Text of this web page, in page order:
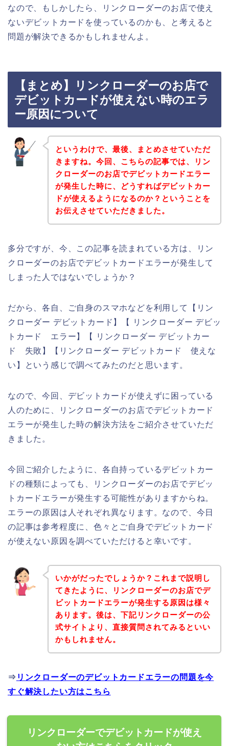
なので、もしかしたら、リンクローダーのお店で使え
ないデビットカードを使っているのかも、と考えると
問題が解決できるかもしれませんよ。
【まとめ】リンクローダーのお店で
デビットカードが使えない時のエラ
ー原因について
というわけで、最後、まとめさせていただ
きますね。今回、こちらの記事では、リン
クローダーのお店でデビットカードエラー
が発生した時に、どうすればデビットカー
ドが使えるようになるのか？ということを
お伝えさせていただきました。
多分ですが、今、この記事を読まれている方は、リン
クローダーのお店でデビットカードエラーが発生して
しまった人ではないでしょうか？
だから、各自、ご自身のスマホなどを利用して【リン
クローダー デビットカード】【 リンクローダー デビッ
トカード エラー】【 リンクローダー デビットカー
ド 失敗】【リンクローダー デビットカード 使えな
い】という感じで調べてみたのだと思います。
なので、今回、デビットカードが使えずに困っている
人のために、リンクローダーのお店でデビットカード
エラーが発生した時の解決方法をご紹介させていただ
きました。
今回ご紹介したように、各自持っているデビットカー
ドの種類によっても、リンクローダーのお店でデビッ
トカードエラーが発生する可能性がありますからね。
エラーの原因は人それぞれ異なります。なので、今日
の記事は参考程度に、色々とご自身でデビットカード
が使えない原因を調べていただけると幸いです。
いかがだったでしょうか？これまで説明し
てきたように、リンクローダーのお店でデ
ビットカードエラーが発生する原因は様々
あります。後は、下記リンクローダーの公
式サイトより、直接質問されてみるといい
かもしれません。
⇒ リンクローダーのデビットカードエラーの問題を今
すぐ解決したい方はこちら
リンクローダーでデビットカードが使え